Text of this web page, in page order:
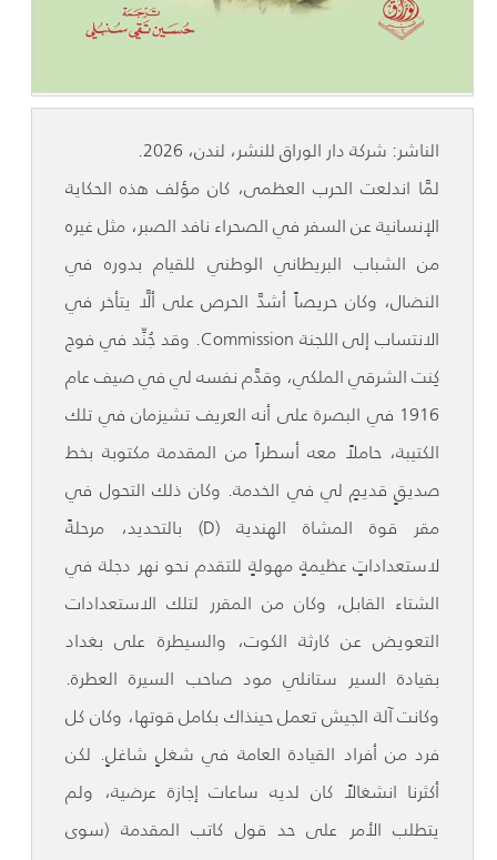
الناشر: شركة دار الوراق للنشر، لندن، 2026.
لمَّا اندلعت الحرب العظمى، كان مؤلف هذه الحكاية
الإنسانية عن السفر في الصحراء نافد الصبر، مثل غيره
من الشباب البريطاني الوطني للقيام بدوره في
النضال، وكان حريصاً أشدَّ الحرص على ألَّا يتأخر في
الانتساب إلى اللجنة Commission. وقد جُنِّد في فوج
كِنت الشرقي الملكي، وقدَّم نفسه لي في صيف عام
1916 في البصرة على أنه العريف تشيزمان في تلك
الكتيبة، حاملاً معه أسطراً من المقدمة مكتوبة بخط
صديقٍ قديمٍ لي في الخدمة. وكان ذلك التحول في
مقر قوة المشاة الهندية (D) بالتحديد، مرحلةً
لاستعداداتٍ عظيمةٍ مهولةٍ للتقدم نحو نهر دجلة في
الشتاء القابل، وكان من المقرر لتلك الاستعدادات
التعويض عن كارثة الكوت، والسيطرة على بغداد
بقيادة السير ستانلي مود صاحب السيرة العطرة.
وكانت آلة الجيش تعمل حينذاك بكامل قوتها، وكان كل
فرد من أفراد القيادة العامة في شغلٍ شاغلٍ. لكن
أكثرنا انشغالاً كان لديه ساعات إجازة عرضية، ولم
يتطلب الأمر على حد قول كاتب المقدمة (سوى